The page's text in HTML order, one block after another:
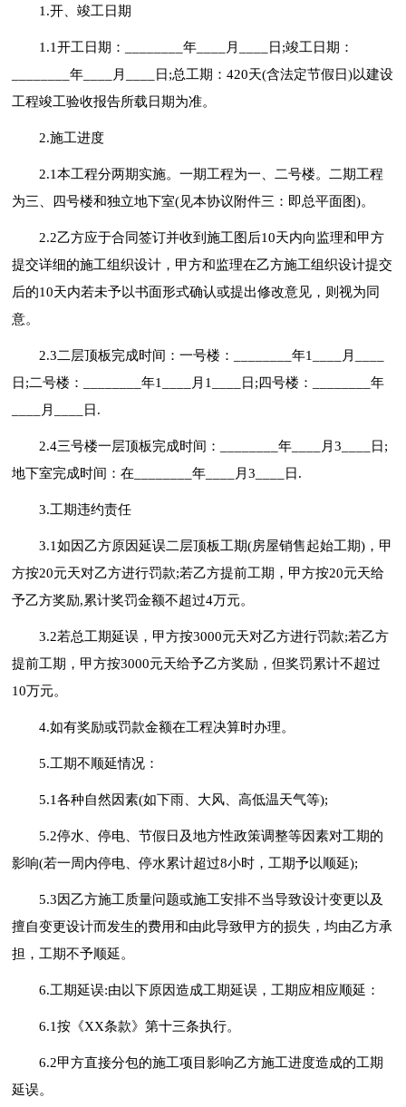
1.开、竣工日期
1.1开工日期：________年____月____日;竣工日期：
________年____月____日;总工期：420天(含法定节假日)以建设
工程竣工验收报告所载日期为准。
2.施工进度
2.1本工程分两期实施。一期工程为一、二号楼。二期工程
为三、四号楼和独立地下室(见本协议附件三：即总平面图)。
2.2乙方应于合同签订并收到施工图后10天内向监理和甲方
提交详细的施工组织设计，甲方和监理在乙方施工组织设计提交
后的10天内若未予以书面形式确认或提出修改意见，则视为同
意。
2.3二层顶板完成时间：一号楼：________年1____月____
日;二号楼：________年1____月1____日;四号楼：________年
____月____日.
2.4三号楼一层顶板完成时间：________年____月3____日;
地下室完成时间：在________年____月3____日.
3.工期违约责任
3.1如因乙方原因延误二层顶板工期(房屋销售起始工期)，甲
方按20元天对乙方进行罚款;若乙方提前工期，甲方按20元天给
予乙方奖励,累计奖罚金额不超过4万元。
3.2若总工期延误，甲方按3000元天对乙方进行罚款;若乙方
提前工期，甲方按3000元天给予乙方奖励，但奖罚累计不超过
10万元。
4.如有奖励或罚款金额在工程决算时办理。
5.工期不顺延情况：
5.1各种自然因素(如下雨、大风、高低温天气等);
5.2停水、停电、节假日及地方性政策调整等因素对工期的
影响(若一周内停电、停水累计超过8小时，工期予以顺延);
5.3因乙方施工质量问题或施工安排不当导致设计变更以及
擅自变更设计而发生的费用和由此导致甲方的损失，均由乙方承
担，工期不予顺延。
6.工期延误:由以下原因造成工期延误，工期应相应顺延：
6.1按《XX条款》第十三条执行。
6.2甲方直接分包的施工项目影响乙方施工进度造成的工期
延误。